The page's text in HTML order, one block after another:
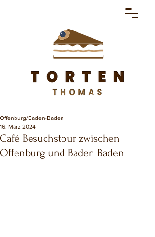
Café Besuchstour zwischen
Offenburg und Baden Baden
Offenburg/Baden-Baden
16. März 2024